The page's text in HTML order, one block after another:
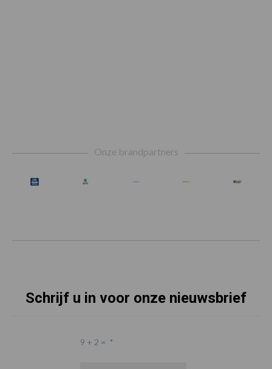
Onze brandpartners
Schrijf u in voor onze nieuwsbrief
9 + 2 = *